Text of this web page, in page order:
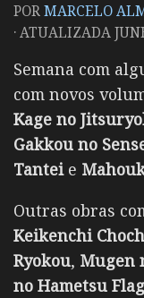
PORMARCELO
· ATUALIZADA
Semana com
com novos
Kage no
Gakkou no
Tanteie
Outras obras
Keikenchi
Ryokou, Mugen
no Hametsu Flag